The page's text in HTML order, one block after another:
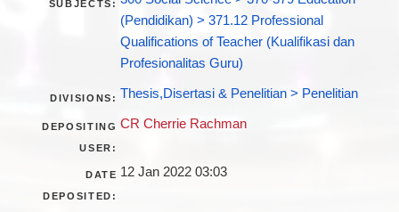
SUBJECTS:
(Pendidikan) > 371.12 Professional
Qualifications of Teacher (Kualifikasi dan
Profesionalitas Guru)
DIVISIONS: Thesis,Disertasi & Penelitian > Penelitian
DEPOSITING
USER:
CR Cherrie Rachman
DATE
DEPOSITED:
12 Jan 2022 03:03